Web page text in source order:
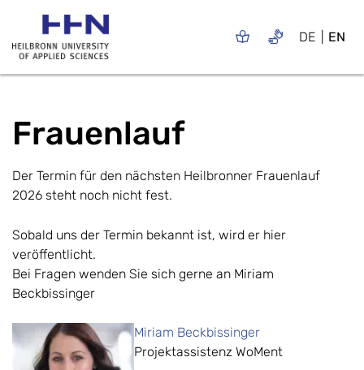
DE EN
Frauenlauf
Der Termin für den nächsten Heilbronner Frauenlauf
2026 steht noch nicht fest.
Sobald uns der Termin bekannt ist, wird er hier
veröffentlicht.
Bei Fragen wenden Sie sich gerne an Miriam
Beckbissinger
Miriam Beckbissinger
Projektassistenz WoMent